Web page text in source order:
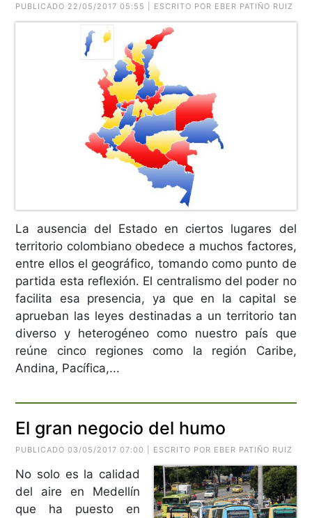
PUBLICADO 22/05/2017 05:55 | ESCRITO POR EBER PATIÑO RUIZ
La ausencia del Estado en ciertos lugares del
territorio colombiano obedece a muchos factores,
entre ellos el geográfico, tomando como punto de
partida esta reflexión. El centralismo del poder no
facilita esa presencia, ya que en la capital se
aprueban las leyes destinadas a un territorio tan
diverso y heterogéneo como nuestro país que
reúne cinco regiones como la región Caribe,
Andina, Pacífica,...
El gran negocio del humo
PUBLICADO 03/05/2017 07:00 | ESCRITO POR EBER PATIÑO RUIZ
No solo es la calidad
del aire en Medellín
que ha puesto en